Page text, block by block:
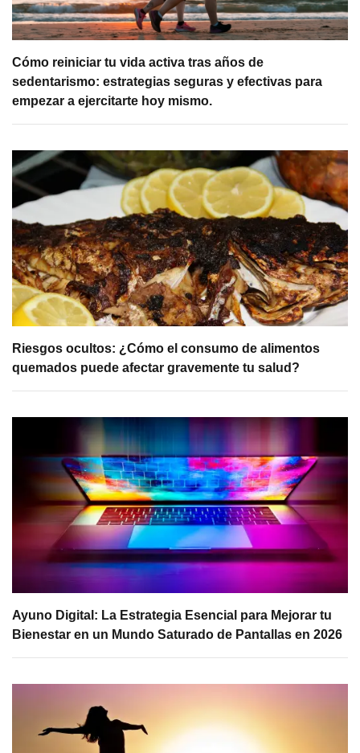
Cómo reiniciar tu vida activa tras años de
sedentarismo: estrategias seguras y efectivas para
empezar a ejercitarte hoy mismo.
Riesgos ocultos: ¿Cómo el consumo de alimentos
quemados puede afectar gravemente tu salud?
Ayuno Digital: La Estrategia Esencial para Mejorar tu
Bienestar en un Mundo Saturado de Pantallas en 2026